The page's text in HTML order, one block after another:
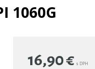
1060G
16,90€ s DPH